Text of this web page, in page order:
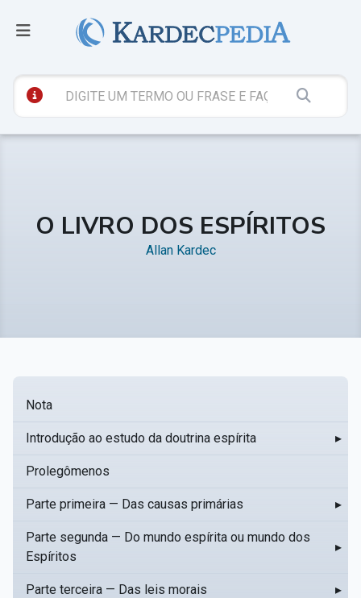
O LIVRO DOS ESPÍRITOS
Allan Kardec
Nota
Introdução ao estudo da doutrina espírita ▸
Prolegômenos
Parte primeira — Das causas primárias ▸
Parte segunda — Do mundo espírita ou mundo dos
Espíritos
▸
Parte terceira — Das leis morais ▸